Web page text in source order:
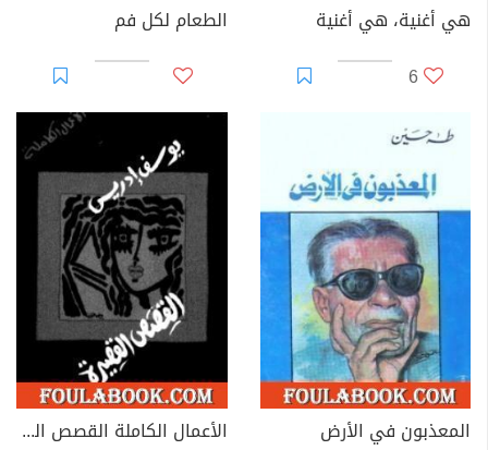
هي أغنية، هي أغنية
6
الطعام لكل فم
المعذبون في الأرض
الأعمال الكاملة القصص القصيرة الجزء الثاني